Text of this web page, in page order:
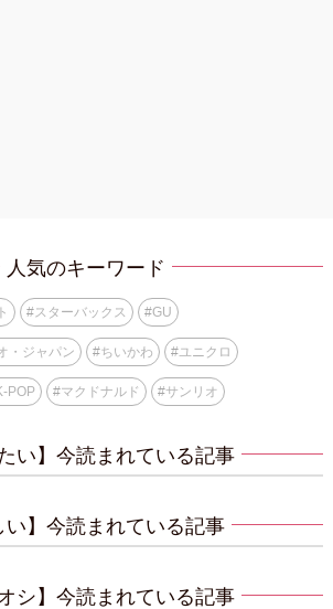
人気のキーワード
#スターバックス #GU
・ジャパン #ちいかわ #ユニクロ
POP #マクドナルド #サンリオ
たい】今読まれている記事
い】今読まれている記事
オシ】今読まれている記事